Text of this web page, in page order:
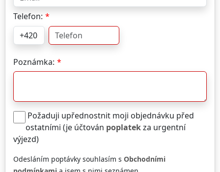
Telefon:
Poznámka:
Požaduji upřednostnit moji objednávku před
ostatními (je účtován poplatekza urgentní
výjezd)
Odesláním poptávky souhlasím s Obchodními